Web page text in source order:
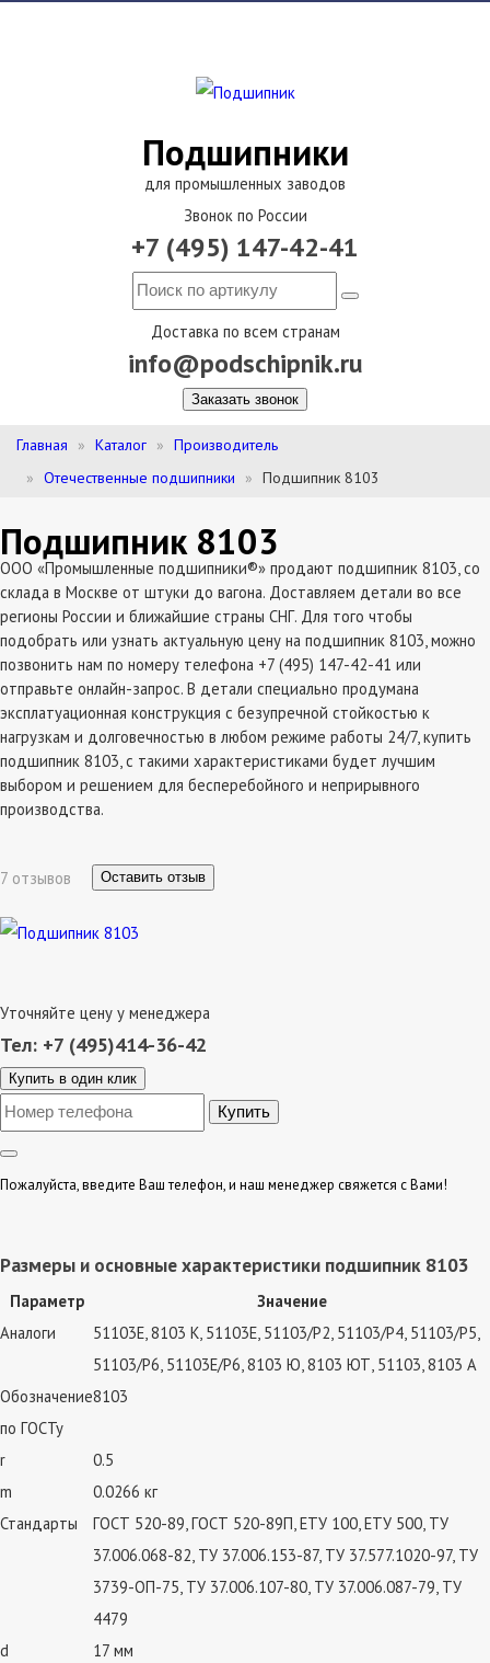
Подшипники
для промышленных заводов
Звонок по России
+7 (495) 147-42-41
Доставка по всем странам
info@podschipnik.ru
Заказать звонок
Главная Каталог
Производитель
Отечественные подшипники
Подшипник 8103
Подшипник 8103
ООО «Промышленные подшипники®» продают подшипник 8103, со
склада в Москве от штуки до вагона. Доставляем детали во все
регионы России и ближайшие страны СНГ. Для того чтобы
подобрать или узнать актуальную цену на подшипник 8103, можно
позвонить нам по номеру телефона +7 (495) 147-42-41 или
отправьте онлайн-запрос. В детали специально продумана
эксплатуационная конструкция с безупречной стойкостью к
нагрузкам и долговечностью в любом режиме работы 24/7, купить
подшипник 8103, с такими характеристиками будет лучшим
выбором и решением для бесперебойного и неприрывного
производства.
7 отзывов Оставить отзыв
Уточняйте цену у менеджера
Тел: +7 (495)414-36-42
Купить в один клик
Пожалуйста, введите Ваш телефон, и наш менеджер свяжется с Вами!
Размеры и основные характеристики подшипник 8103
Параметр
Значение
Аналоги
51103E, 8103 К, 51103Е, 51103/P2, 51103/P4, 51103/P5,
51103/P6, 51103E/P6, 8103 Ю, 8103 ЮТ, 51103, 8103 А
Обозначение
по ГОСТу
8103
r
0.5
m
0.0266 кг
Стандарты
ГОСТ 520-89, ГОСТ 520-89П, ЕТУ 100, ЕТУ 500, ТУ
37.006.068-82, ТУ 37.006.153-87, ТУ 37.577.1020-97, ТУ
3739-ОП-75, ТУ 37.006.107-80, ТУ 37.006.087-79, ТУ
4479
d
17 мм